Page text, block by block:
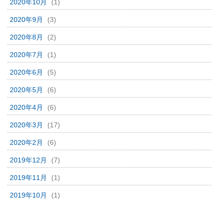
2020年10月 (1)
2020年9月 (3)
2020年8月 (2)
2020年7月 (1)
2020年6月 (5)
2020年5月 (6)
2020年4月 (6)
2020年3月 (17)
2020年2月 (6)
2019年12月 (7)
2019年11月 (1)
2019年10月 (1)